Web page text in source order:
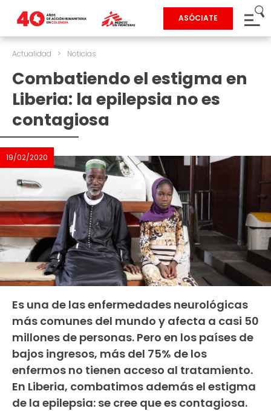
ASÓCIATE
Actualidad > Noticias
Combatiendo el estigma en
Liberia: la epilepsia no es
contagiosa
19/02/2020
Es una de las enfermedades neurológicas
más comunes del mundo y afecta a casi 50
millones de personas. Pero en los países de
bajos ingresos, más del 75% de los
enfermos no tienen acceso al tratamiento.
En Liberia, combatimos además el estigma
de la epilepsia: se cree que es contagiosa.